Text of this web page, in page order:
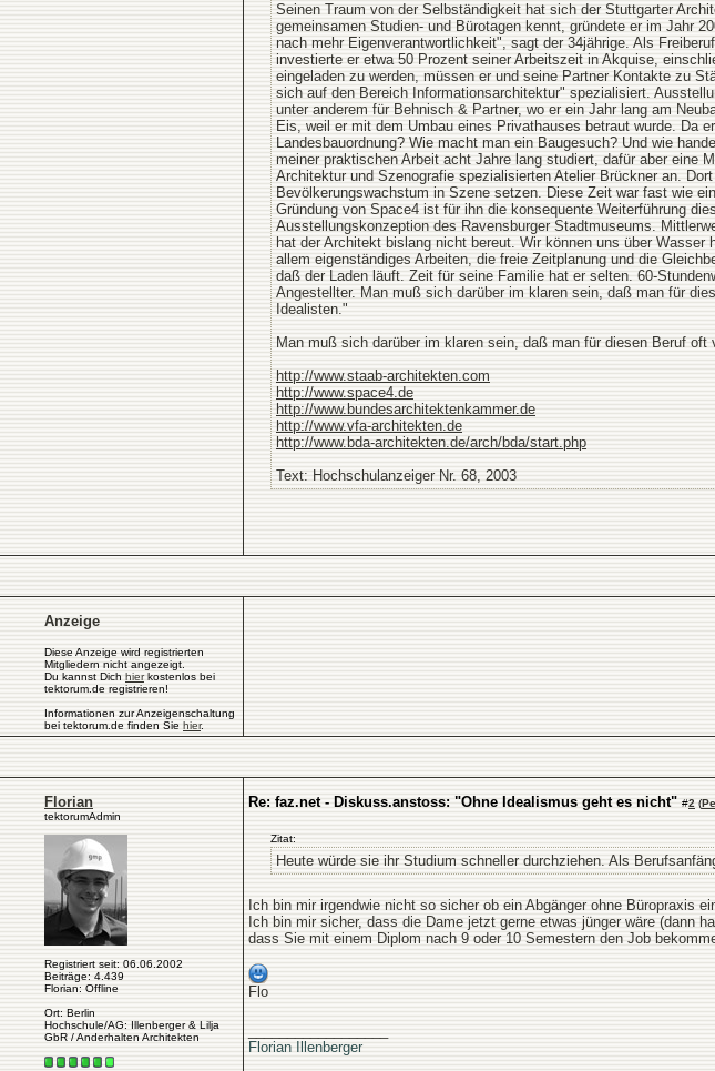
Seinen Traum von der Selbständigkeit hat sich der Stuttgarter
gemeinsamen Studien- und Bürotagen kennt, gründete er im Jahr
nach mehr Eigenverantwortlichkeit", sagt der 34jährige. Als
investierte er etwa 50 Prozent seiner Arbeitszeit in Akquise,
eingeladen zu werden, müssen er und seine Partner Kontakte zu
sich auf den Bereich Informationsarchitektur" spezialisiert.
unter anderem für Behnisch & Partner, wo er ein Jahr lang am
Eis, weil er mit dem Umbau eines Privathauses betraut wurde. Da
Landesbauordnung? Wie macht man ein Baugesuch? Und wie
meiner praktischen Arbeit acht Jahre lang studiert, dafür aber eine
Architektur und Szenografie spezialisierten Atelier Brückner an.
Bevölkerungswachstum in Szene setzen. Diese Zeit war fast wie
Gründung von Space4 ist für ihn die konsequente Weiterführung
Ausstellungskonzeption des Ravensburger Stadtmuseums.
hat der Architekt bislang nicht bereut. Wir können uns über
allem eigenständiges Arbeiten, die freie Zeitplanung und die
daß der Laden läuft. Zeit für seine Familie hat er selten. 60-
Angestellter. Man muß sich darüber im klaren sein, daß man für
Idealisten."
Man muß sich darüber im klaren sein, daß man für diesen Beruf oft
http://www.staab-architekten.com
http://www.space4.de
http://www.bundesarchitektenkammer.de
http://www.vfa-architekten.de
http://www.bda-architekten.de/arch/bda/start.php
Text: Hochschulanzeiger Nr. 68, 2003
Anzeige
Diese Anzeige wird registrierten
Mitgliedern nicht angezeigt.
Du kannst Dich hierkostenlos bei
tektorum.de registrieren!
Informationen zur Anzeigenschaltung
bei tektorum.de finden Sie hier.
Florian
tektorumAdmin
Registriert seit: 06.06.2002
Beiträge: 4.439
Florian: Offline
Ort: Berlin
Hochschule/AG: Illenberger & Lilja
GbR / Anderhalten Architekten
Re: faz.net - Diskuss.anstoss: "Ohne Idealismus geht es nicht" #2 (
Zitat:
Heute würde sie ihr Studium schneller durchziehen. Als
Ich bin mir irgendwie nicht so sicher ob ein Abgänger ohne Büropraxis
Ich bin mir sicher, dass die Dame jetzt gerne etwas jünger wäre (dann
dass Sie mit einem Diplom nach 9 oder 10 Semestern den Job
Flo
Florian Illenberger